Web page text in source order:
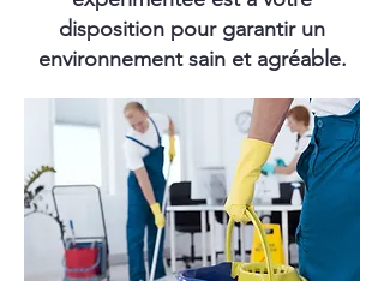
disposition pour garantir un
environnement sain et agréable.